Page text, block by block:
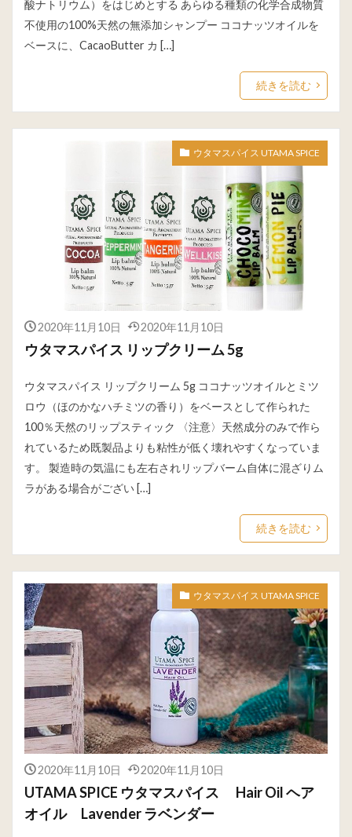
酸ナトリウム）をはじめとする あらゆる種類の化学合成物質
不使用の100%天然の無添加シャンプー ココナッツオイルを
ベースに、CacaoButter カ […]
続きを読む
ウタマスパイス UTAMA SPICE
2020年11月10日 2020年11月10日
ウタマスパイス リップクリーム 5g
ウタマスパイス リップクリーム 5g ココナッツオイルとミツ
ロウ（ほのかなハチミツの香り）をベースとして作られた
100％天然のリップスティック 〈注意〉天然成分のみで作ら
れているため既製品よりも粘性が低く壊れやすくなっていま
す。 製造時の気温にも左右されリップバーム自体に混ざりム
ラがある場合がござい […]
続きを読む
ウタマスパイス UTAMA SPICE
2020年11月10日 2020年11月10日
UTAMA SPICE ウタマスパイス Hair Oil ヘア
オイル Lavender ラベンダー